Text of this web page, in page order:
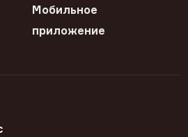
Мобильное
приложение